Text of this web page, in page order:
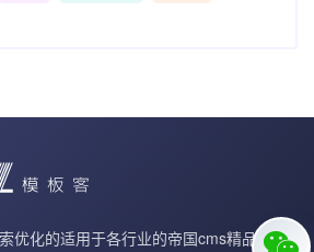
优化的适用于各行业的帝国cms精品模